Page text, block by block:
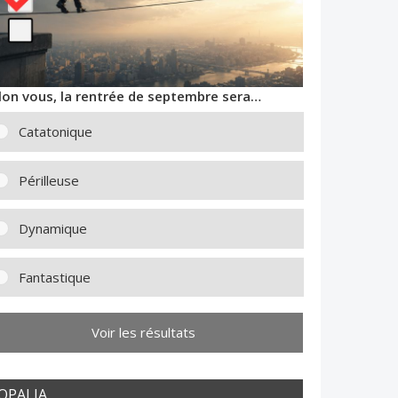
vous, la rentrée de septembre sera…
Catatonique
Périlleuse
Dynamique
Fantastique
Voir les résultats